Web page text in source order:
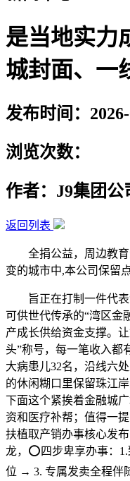
是当地实力
城封面、一
发布时间：
浏览次数：
作者：J9集团公
返回列表
全捐公益，周边教育
变的城市中,本公司保留
旨正在打制一件代表“
可供世代传承的“湾区金
产成长供给资金支撑。
头”称号，每一笔收入都
大病患儿32名，沿线六
的休闲糊口里保留珠江
下面这个紧挨着金融城
资和医疗补帮；值得一
扶植取产销办事核心发
龙，⭕四步卑享办事：
位 → 3. 专属发卖全程伴